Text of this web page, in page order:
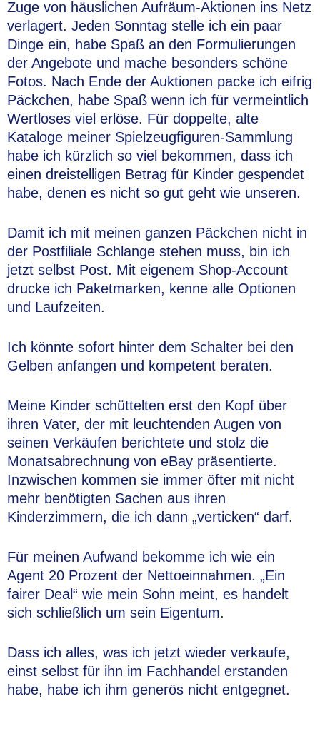
Zuge von häuslichen Aufräum-Aktionen ins Netz
verlagert. Jeden Sonntag stelle ich ein paar
Dinge ein, habe Spaß an den Formulierungen
der Angebote und mache besonders schöne
Fotos. Nach Ende der Auktionen packe ich eifrig
Päckchen, habe Spaß wenn ich für vermeintlich
Wertloses viel erlöse. Für doppelte, alte
Kataloge meiner Spielzeugfiguren-Sammlung
habe ich kürzlich so viel bekommen, dass ich
einen dreistelligen Betrag für Kinder gespendet
habe, denen es nicht so gut geht wie unseren.
Damit ich mit meinen ganzen Päckchen nicht in
der Postfiliale Schlange stehen muss, bin ich
jetzt selbst Post. Mit eigenem Shop-Account
drucke ich Paketmarken, kenne alle Optionen
und Laufzeiten.
Ich könnte sofort hinter dem Schalter bei den
Gelben anfangen und kompetent beraten.
Meine Kinder schüttelten erst den Kopf über
ihren Vater, der mit leuchtenden Augen von
seinen Verkäufen berichtete und stolz die
Monatsabrechnung von eBay präsentierte.
Inzwischen kommen sie immer öfter mit nicht
mehr benötigten Sachen aus ihren
Kinderzimmern, die ich dann „verticken“ darf.
Für meinen Aufwand bekomme ich wie ein
Agent 20 Prozent der Nettoeinnahmen. „Ein
fairer Deal“ wie mein Sohn meint, es handelt
sich schließlich um sein Eigentum.
Dass ich alles, was ich jetzt wieder verkaufe,
einst selbst für ihn im Fachhandel erstanden
habe, habe ich ihm generös nicht entgegnet.